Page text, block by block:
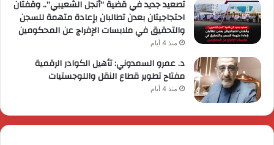
تصعيد جديد في قضية “أنجل الشعيبي”.. وقفتان
احتجاجيتان بعدن تطالبان بإعادة متهمة للسجن
والتحقيق في ملابسات الإفراج عن المحكومين
منذ 4 أيام
د. عمرو السمدوني: تأهيل الكوادر الرقمية
مفتاح تطوير قطاع النقل واللوجستيات
منذ 4 أيام